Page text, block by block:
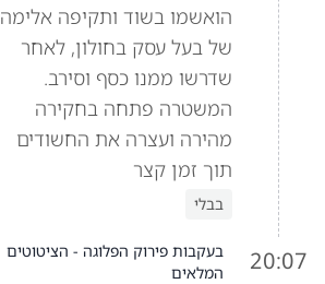
הואשמו בשוד ותקיפה אלימה
של בעל עסק בחולון, לאחר
שדרשו ממנו כסף וסירב.
המשטרה פתחה בחקירה
מהירה ועצרה את החשודים
תוך זמן קצר
בבלי
20:07
בעקבות פירוק הפלוגה - הציטוטים
המלאים